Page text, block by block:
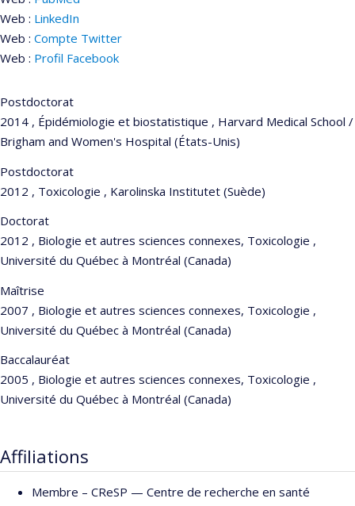
Web : LinkedIn
Web : Compte Twitter
Web : Profil Facebook
Postdoctorat
2014 , Épidémiologie et biostatistique , Harvard Medical School /
Brigham and Women's Hospital (États-Unis)
Postdoctorat
2012 , Toxicologie , Karolinska Institutet (Suède)
Doctorat
2012 , Biologie et autres sciences connexes, Toxicologie ,
Université du Québec à Montréal (Canada)
Maîtrise
2007 , Biologie et autres sciences connexes, Toxicologie ,
Université du Québec à Montréal (Canada)
Baccalauréat
2005 , Biologie et autres sciences connexes, Toxicologie ,
Université du Québec à Montréal (Canada)
Affiliations
Membre – CReSP — Centre de recherche en santé